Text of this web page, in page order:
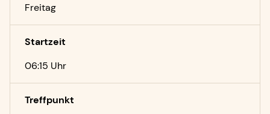
Freitag
Startzeit
06:15 Uhr
Treffpunkt